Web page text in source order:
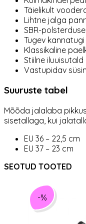
Täielikult
Lihtne jalga
SBR-
Tugev
Klassikaline
Stiilne iluuisutald
Vastupidav
Suuruste tabel
Mõõda jalalaba
sisetallaga, kui
EU 36 – 22,5 cm
EU 37 – 23 cm
SEOTUD TOOTED
-%